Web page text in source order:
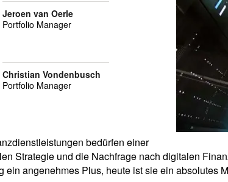
Jeroen van Oerle
Portfolio Manager
Christian Vondenbusch
Portfolio Manager
bedürfen einer
Strategie und die Nachfrage nach digitalen
ein angenehmes Plus, heute ist sie ein absolutes